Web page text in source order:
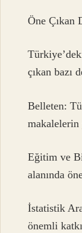
Öne Çıkan
çıkan bazı
Belleten:
makalelerin
Eğitim ve
alanında
İstatistik
önemli